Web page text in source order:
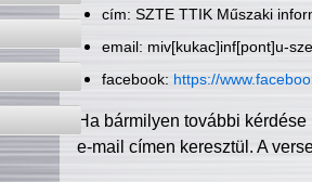
cím: SZTE TTIK Műszaki
email: miv[kukac]inf[pont]u-
facebook: https://
Ha bármilyen további
e-mail címen keresztül. A